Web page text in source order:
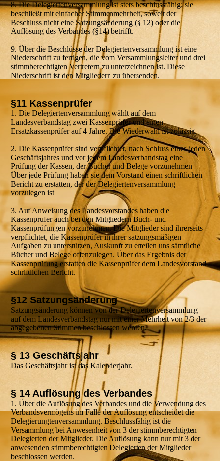
8. Die Delegiertenversammlung ist stets beschlussfähig; sie
beschließt mit einfacher Stimmenmehrheit, soweit der
Beschluss nicht eine Satzungsänderung (§ 12) oder die
Auflösung des Verbandes (§14) betrifft.
9. Über die Beschlüsse der Delegiertenversammlung ist eine
Niederschrift zu fertigen, die vom Versammlungsleiter und drei
stimmberechtigten Vertretern zu unterzeichnen ist. Diese
Niederschrift ist den Mitgliedern zu übersenden.
§11 Kassenprüfer
1. Die Delegiertenversammlung wählt auf dem
Landesverbandstag zwei Kassenprüfer und einen
Ersatzkassenprüfer auf 4 Jahre. Die Wiederwahl ist zulässig.
2. Die Kassenprüfer sind verpflichtet, nach Schluss eines jeden
Geschäftsjahres und vor jedem Landesverbandstag eine
Prüfung der Kassen, der Bücher und Belege vorzunehmen.
Über jede Prüfung haben sie dem Vorstand einen schriftlichen
Bericht zu erstatten, der der Delegiertenversammlung
vorzulegen ist.
3. Auf Anweisung des Landesvorstandes haben die
Kassenprüfer auch bei den Mitgliedern Buch- und
Kassenprüfungen vorzunehmen. Die Mitglieder sind ihrerseits
verpflichtet, die Kassenprüfer in ihrer satzungsmäßigen
Aufgaben zu unterstützen, Auskunft zu erteilen uns sämtliche
Bücher und Belege offenzulegen. Über das Ergebnis der
Kassenprüfung erstatten die Kassenprüfer dem Landesvorstand
schriftlichen Bericht.
§12 Satzungsänderung
Satzungsänderung können von der Delegiertenversammlung
auf dem Landesverbandstag nur mit einer Mehrheit von 2/3 der
abgegebenen Stimmen beschlossen werden.
§ 13 Geschäftsjahr
Das Geschäftsjahr ist das Kalenderjahr.
§ 14 Auflösung des Verbandes
1. Über die Auflösung des Verbandes und die Verwendung des
Verbandsvermögens im Falle der Auflösung entscheidet die
Delegierungtenversammlung. Beschlussfähig ist die
Versammlung bei Anwesenheit von 3 der stimmberechtigten
Delegierten der Mitglieder. Die Auflösung kann nur mit 3 der
anwesenden stimmberechtigten Delegierten der Mitglieder
beschlossen werden.